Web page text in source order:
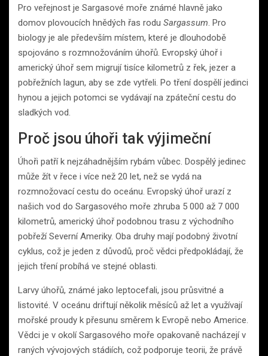
Pro veřejnost je Sargasové moře známé hlavně jako
domov plovoucích hnědých řas rodu Sargassum . Pro
biology je ale především místem, které je dlouhodobě
spojováno s rozmnožováním úhořů. Evropský úhoř i
americký úhoř sem migrují tisíce kilometrů z řek, jezer a
pobřežních lagun, aby se zde vytřeli. Po tření dospělí jedinci
hynou a jejich potomci se vydávají na zpáteční cestu do
sladkých vod.
Proč jsou úhoři tak výjimeční
Úhoři patří k nejzáhadnějším rybám vůbec. Dospělý jedinec
může žít v řece i více než 20 let, než se vydá na
rozmnožovací cestu do oceánu. Evropský úhoř urazí z
našich vod do Sargasového moře zhruba 5 000 až 7 000
kilometrů, americký úhoř podobnou trasu z východního
pobřeží Severní Ameriky. Oba druhy mají podobný životní
cyklus, což je jeden z důvodů, proč vědci předpokládají, že
jejich tření probíhá ve stejné oblasti.
Larvy úhořů, známé jako leptocefali, jsou průsvitné a
listovité. V oceánu driftují několik měsíců až let a využívají
mořské proudy k přesunu směrem k Evropě nebo Americe.
Vědci je v okolí Sargasového moře opakovaně nacházejí v
raných vývojových stádiích, což podporuje teorii, že právě